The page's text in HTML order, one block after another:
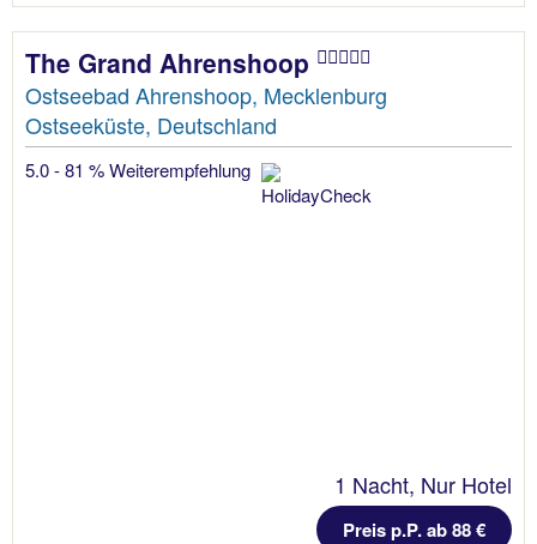
The Grand Ahrenshoop
Ostseebad Ahrenshoop, Mecklenburg
Ostseeküste, Deutschland
5.0 - 81 % Weiterempfehlung
1 Nacht, Nur Hotel
Preis p.P. ab 88 €